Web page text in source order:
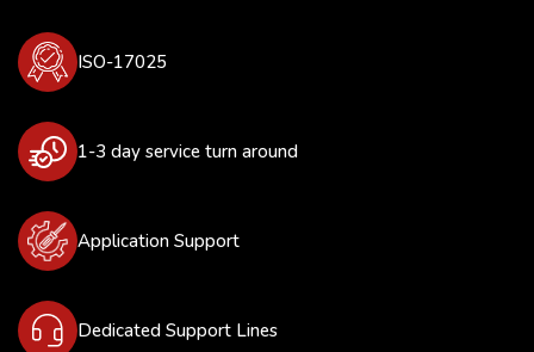
ISO-17025
1-3 day service turn around
Application Support
Dedicated Support Lines